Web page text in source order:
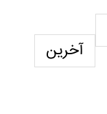
آخرین